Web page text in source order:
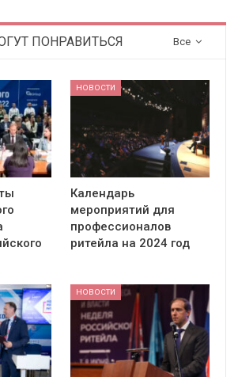
Все
ПОНРАВИТЬСЯ
НОВОСТИ
Календарь
мероприятий для
профессионалов
ритейла на 2024 год
НОВОСТИ